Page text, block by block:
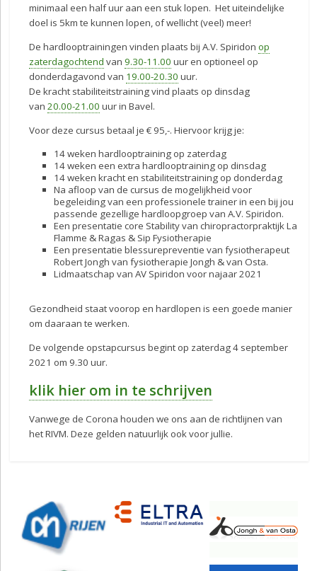
minimaal een half uur aan een stuk lopen. Het uiteindelijke
doel is 5km te kunnen lopen, of wellicht (veel) meer!
De hardlooptrainingen vinden plaats bij A.V. Spiridonop
zaterdagochtend van9.30-11.00 uur en optioneel op
donderdagavond van 19.00-20.30 uur.
De kracht stabiliteitstraining vind plaats op dinsdag
van20.00-21.00 uur in Bavel.
Voor deze cursus betaal je € 95,-. Hiervoor krijg je:
14 weken hardlooptraining op zaterdag
14 weken een extra hardlooptraining op dinsdag
14 weken kracht en stabiliteitstraining op donderdag
Na afloop van de cursus de mogelijkheid voor
begeleiding van een professionele trainer in een bij jou
passende gezellige hardloopgroep van A.V. Spiridon.
Een presentatie core Stability van chiropractorpraktijk La
Flamme & Ragas & Sip Fysiotherapie
Een presentatie blessurepreventie van fysiotherapeut
Robert Jongh van fysiotherapie Jongh & van Osta.
Lidmaatschap van AV Spiridon voor najaar 2021
Gezondheid staat voorop en hardlopen is een goede manier
om daaraan te werken.
De volgende opstapcursus begint op zaterdag 4 september
2021 om 9.30 uur.
klik hier om in te schrijven
Vanwege de Corona houden we ons aan de richtlijnen van
het RIVM. Deze gelden natuurlijk ook voor jullie.